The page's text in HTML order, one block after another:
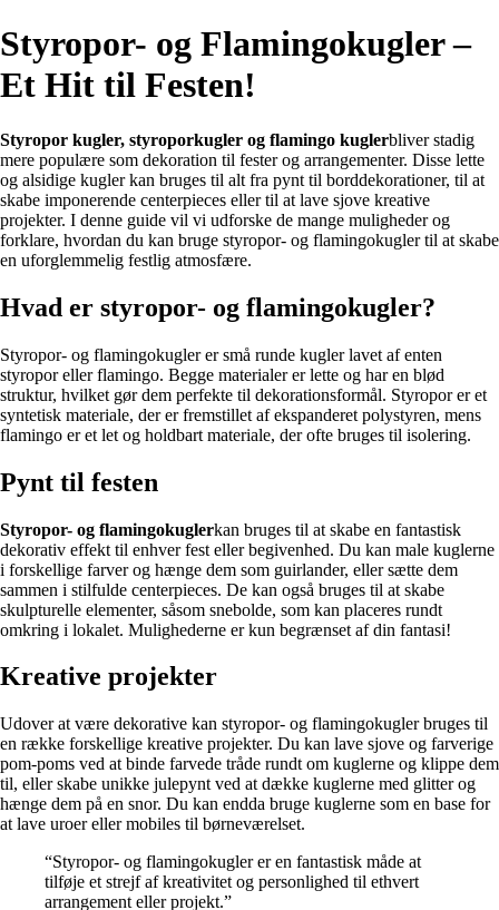
Styropor- og Flamingokugler –
Et Hit til Festen!
Styropor kugler, styroporkugler og flamingo kuglerbliver stadig
mere populære som dekoration til fester og arrangementer. Disse lette
og alsidige kugler kan bruges til alt fra pynt til borddekorationer, til at
skabe imponerende centerpieces eller til at lave sjove kreative
projekter. I denne guide vil vi udforske de mange muligheder og
forklare, hvordan du kan bruge styropor- og flamingokugler til at skabe
en uforglemmelig festlig atmosfære.
Hvad er styropor- og flamingokugler?
Styropor- og flamingokugler er små runde kugler lavet af enten
styropor eller flamingo. Begge materialer er lette og har en blød
struktur, hvilket gør dem perfekte til dekorationsformål. Styropor er et
syntetisk materiale, der er fremstillet af ekspanderet polystyren, mens
flamingo er et let og holdbart materiale, der ofte bruges til isolering.
Pynt til festen
Styropor- og flamingokuglerkan bruges til at skabe en fantastisk
dekorativ effekt til enhver fest eller begivenhed. Du kan male kuglerne
i forskellige farver og hænge dem som guirlander, eller sætte dem
sammen i stilfulde centerpieces. De kan også bruges til at skabe
skulpturelle elementer, såsom snebolde, som kan placeres rundt
omkring i lokalet. Mulighederne er kun begrænset af din fantasi!
Kreative projekter
Udover at være dekorative kan styropor- og flamingokugler bruges til
en række forskellige kreative projekter. Du kan lave sjove og farverige
pom-poms ved at binde farvede tråde rundt om kuglerne og klippe dem
til, eller skabe unikke julepynt ved at dække kuglerne med glitter og
hænge dem på en snor. Du kan endda bruge kuglerne som en base for
at lave uroer eller mobiles til børneværelset.
“Styropor- og flamingokugler er en fantastisk måde at
tilføje et strejf af kreativitet og personlighed til ethvert
arrangement eller projekt.”